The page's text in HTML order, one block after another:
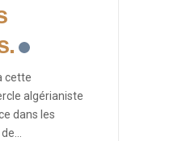
cette
algérianiste
dans les